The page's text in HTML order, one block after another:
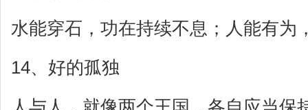
水能穿石，功在持续不息；人能有为
14、好的孤独